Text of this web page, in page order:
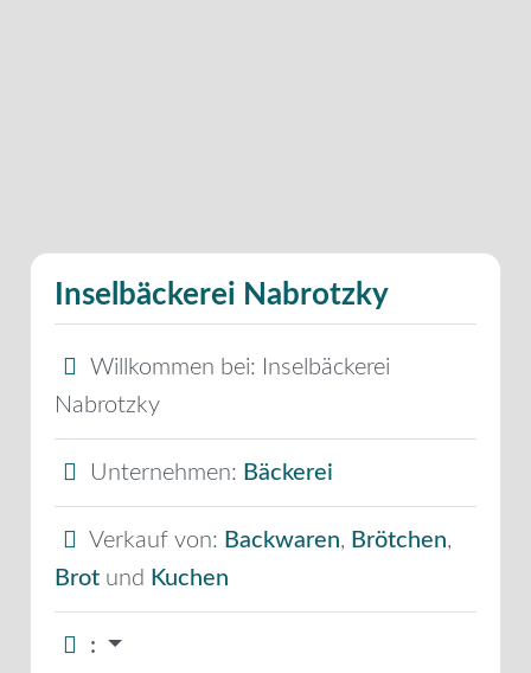
Inselbäckerei Nabrotzky
Willkommen bei: Inselbäckerei
Nabrotzky
Unternehmen: Bäckerei
Verkauf von: Backwaren, Brötchen,
Brot und Kuchen
: